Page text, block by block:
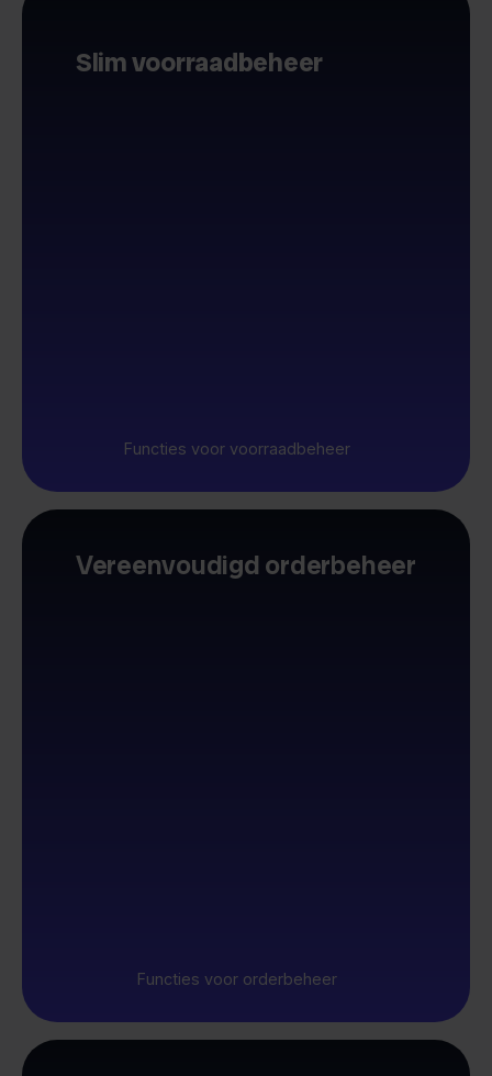
Slim voorraadbeheer
Functies voor voorraadbeheer
Vereenvoudigd orderbeheer
Functies voor orderbeheer